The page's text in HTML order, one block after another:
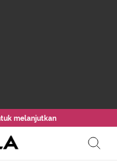
melanjutkan